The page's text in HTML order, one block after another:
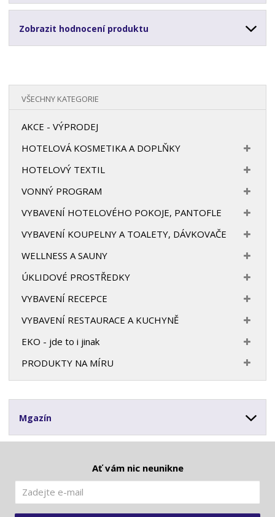
Zobrazit hodnocení produktu
VŠECHNY KATEGORIE
AKCE - VÝPRODEJ
HOTELOVÁ KOSMETIKA A DOPLŇKY
HOTELOVÝ TEXTIL
VONNÝ PROGRAM
VYBAVENÍ HOTELOVÉHO POKOJE, PANTOFLE
VYBAVENÍ KOUPELNY A TOALETY, DÁVKOVAČE
WELLNESS A SAUNY
ÚKLIDOVÉ PROSTŘEDKY
VYBAVENÍ RECEPCE
VYBAVENÍ RESTAURACE A KUCHYNĚ
EKO - jde to i jinak
PRODUKTY NA MÍRU
Mgazín
Ať vám nic neunikne